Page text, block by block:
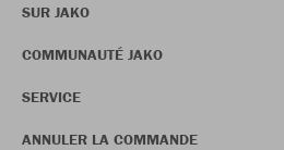
SUR JAKO
COMMUNAUTÉ JAKO
SERVICE
ANNULER LA COMMANDE